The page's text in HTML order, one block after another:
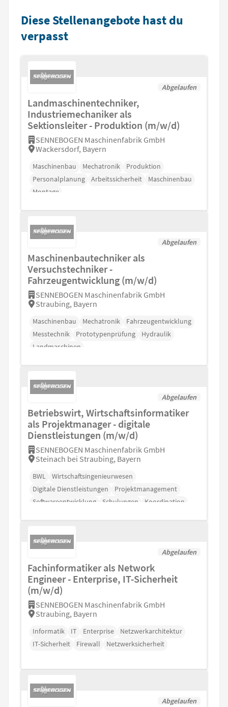
Diese Stellenangebote hast du
verpasst
Abgelaufen
Landmaschinentechniker,
Industriemechaniker als
Sektionsleiter - Produktion (m/w/d)
SENNEBOGEN Maschinenfabrik GmbH
Wackersdorf, Bayern
Maschinenbau Mechatronik
Produktion
Personalplanung
Arbeitssicherheit
Maschinenbau
Montage
Abgelaufen
Maschinenbautechniker als
Versuchstechniker -
Fahrzeugentwicklung (m/w/d)
SENNEBOGEN Maschinenfabrik GmbH
Straubing, Bayern
Maschinenbau Mechatronik
Fahrzeugentwicklung
Messtechnik
Prototypenprüfung
Hydraulik
Landmaschinen
Abgelaufen
Betriebswirt, Wirtschaftsinformatiker
als Projektmanager - digitale
Dienstleistungen (m/w/d)
SENNEBOGEN Maschinenfabrik GmbH
Steinach bei Straubing, Bayern
BWL
Wirtschaftsingenieurwesen
Digitale Dienstleistungen
Projektmanagement
Softwareentwicklung
Schulungen Koordination
Abgelaufen
Fachinformatiker als Network
Engineer - Enterprise, IT-Sicherheit
(m/w/d)
SENNEBOGEN Maschinenfabrik GmbH
Straubing, Bayern
Informatik IT Enterprise
Netzwerkarchitektur
IT-Sicherheit
Firewall Netzwerksicherheit
Abgelaufen